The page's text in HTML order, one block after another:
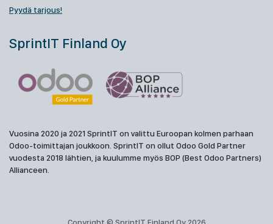
Pyydä tarjous!
SprintIT Finland Oy
Vuosina 2020 ja 2021 SprintIT on valittu Euroopan kolmen parhaan
Odoo-toimittajan joukkoon. SprintIT on ollut Odoo Gold Partner
vuodesta 2018 lähtien, ja kuulumme myös BOP (Best Odoo Partners)
Allianceen.
Copyright © SprintIT Finland Oy 2026